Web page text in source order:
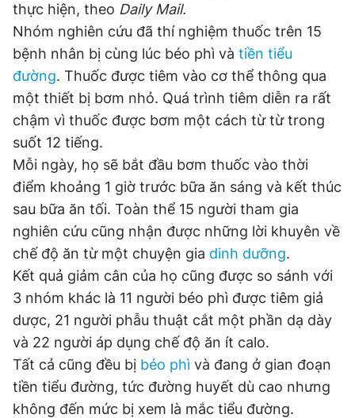
Đọc Thanh Niên trên điện thoại
Theo dõi báo trên
Hotline
0906 645 777
Liên hệ quảng cáo
0908 780 404
Đặt báo Quảng cáo RSS Tòa soạn Chính sách bảo
Tổng biên tập: Nguyễn Ngọc Toàn
Phó tổng biên tập thường trực: Hải Thành
Phó tổng biên tập: Lâm Hiếu Dũng
Phó tổng biên tập: Trần Việt Hưng
Tổng thư ký tòa soạn: Đức Trung
Giấy phép xuất bản số 110/GP - BTTTT cấp ngày 24.3.2020
© 2003-2026 Bản quyền thuộc về Báo Thanh Niên. Cấm sao
chép dưới mọi hình thức nếu không có sự chấp thuận bằng văn
bản. Phát triển bởi ePi Technologies, JSC.
thực hiện, theo Daily Mail.
Nhóm nghiên cứu đã thí nghiệm thuốc trên 15
bệnh nhân bị cùng lúc béo phì và tiền tiểu
đường. Thuốc được tiêm vào cơ thể thông qua
một thiết bị bơm nhỏ. Quá trình tiêm diễn ra rất
chậm vì thuốc được bơm một cách từ từ trong
suốt 12 tiếng.
Mỗi ngày, họ sẽ bắt đầu bơm thuốc vào thời
điểm khoảng 1 giờ trước bữa ăn sáng và kết thúc
sau bữa ăn tối. Toàn thể 15 người tham gia
nghiên cứu cũng nhận được những lời khuyên về
chế độ ăn từ một chuyện gia dinh dưỡng.
Kết quả giảm cân của họ cũng được so sánh với
3 nhóm khác là 11 người béo phì được tiêm giả
dược, 21 người phẫu thuật cắt một phần dạ dày
và 22 người áp dụng chế độ ăn ít calo.
Tất cả cũng đều bị béo phì và đang ở gian đoạn
tiền tiểu đường, tức đường huyết dù cao nhưng
không đến mức bị xem là mắc tiểu đường.